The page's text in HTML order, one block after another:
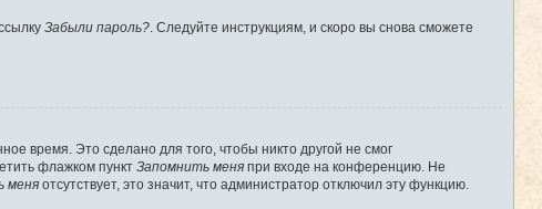
Забыли пароль? . Следуйте инструкциям, и скоро вы снова сможете
время. Это сделано для того, чтобы никто другой не смог
флажком пункт Запомнить меня при входе на конференцию. Не
меня отсутствует, это значит, что администратор отключил эту функцию.